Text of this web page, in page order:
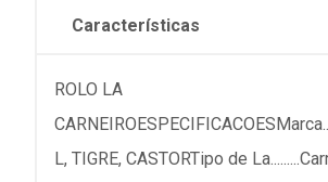
Características
ROLO LA
L, TIGRE, CASTORTipo de